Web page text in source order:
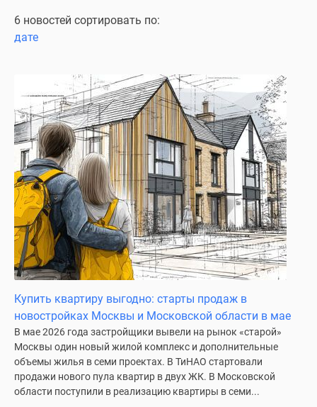
Специальные
предложения
застройщики
Панорамы
новостроек
Видеообзор
новостроек
Экспертиза
новостроек
Экология
Москвы
Студии
комнатные
комнатные
6 новостей сортировать по:
дате
Купить квартиру выгодно: старты продаж в
новостройках Москвы и Московской области в мае
В мае 2026 года застройщики вывели на рынок «старой»
Москвы один новый жилой комплекс и дополнительные
объемы жилья в семи проектах. В ТиНАО стартовали
продажи нового пула квартир в двух ЖК. В Московской
области поступили в реализацию квартиры в семи...